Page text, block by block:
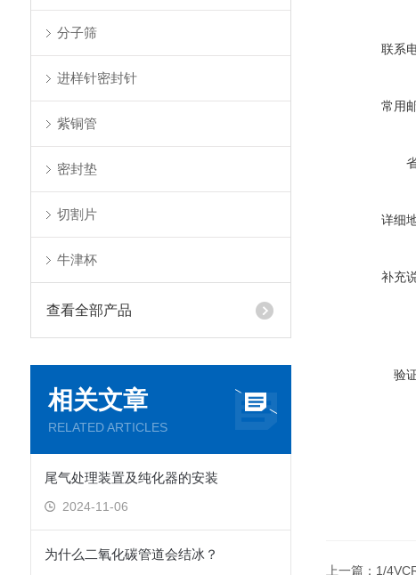
分子筛
进样针密封针
紫铜管
密封垫
切割片
牛津杯
查看全部产品
相关文章
RELATED ARTICLES
尾气处理装置及纯化器的安装
2024-11-06
为什么二氧化碳管道会结冰？
联系
常用
详细
补充
验
上一篇： 1/